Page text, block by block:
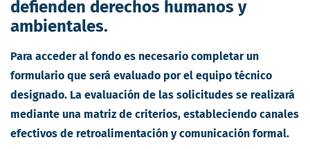
defienden derechos humanos y
ambientales.
Para acceder al fondo es necesario completar un
formulario que será evaluado por el equipo técnico
designado. La evaluación de las solicitudes se realizará
mediante una matriz de criterios, estableciendo canales
efectivos de retroalimentación y comunicación formal.